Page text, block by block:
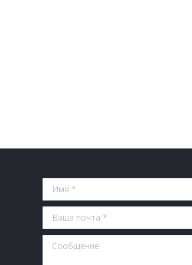
Имя *
Ваша почта *
Сообщение